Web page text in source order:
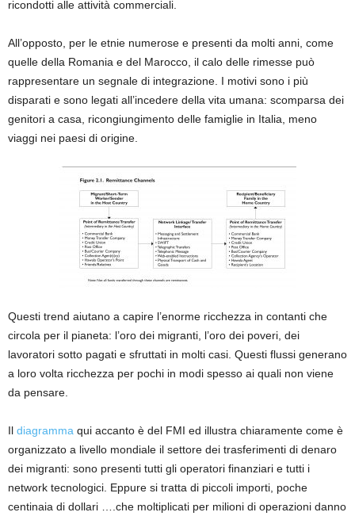
ricondotti alle attività commerciali.
All’opposto, per le etnie numerose e presenti da molti anni, come
quelle della Romania e del Marocco, il calo delle rimesse può
rappresentare un segnale di integrazione. I motivi sono i più
disparati e sono legati all’incedere della vita umana: scomparsa dei
genitori a casa, ricongiungimento delle famiglie in Italia, meno
viaggi nei paesi di origine.
Questi trend aiutano a capire l’enorme ricchezza in contanti che
circola per il pianeta: l’oro dei migranti, l’oro dei poveri, dei
lavoratori sotto pagati e sfruttati in molti casi. Questi flussi generano
a loro volta ricchezza per pochi in modi spesso ai quali non viene
da pensare.
Il diagramma qui accanto è del FMI ed illustra chiaramente come è
organizzato a livello mondiale il settore dei trasferimenti di denaro
dei migranti: sono presenti tutti gli operatori finanziari e tutti i
network tecnologici. Eppure si tratta di piccoli importi, poche
centinaia di dollari ….che moltiplicati per milioni di operazioni danno